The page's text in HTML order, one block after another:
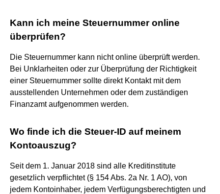
Kann ich meine Steuernummer online
überprüfen?
Die Steuernummer kann nicht online überprüft werden.
Bei Unklarheiten oder zur Überprüfung der Richtigkeit
einer Steuernummer sollte direkt Kontakt mit dem
ausstellenden Unternehmen oder dem zuständigen
Finanzamt aufgenommen werden.
Wo finde ich die Steuer-ID auf meinem
Kontoauszug?
Seit dem 1. Januar 2018 sind alle Kreditinstitute
gesetzlich verpflichtet (§ 154 Abs. 2a Nr. 1 AO), von
jedem Kontoinhaber, jedem Verfügungsberechtigten und